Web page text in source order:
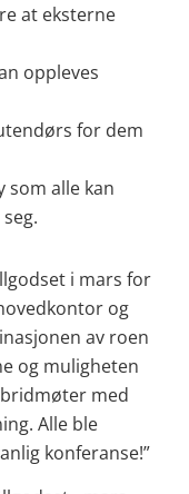
at eksterne
oppleves
for dem
som alle kan
i mars for
og
av roen
og muligheten
med
Alle ble
konferanse!”